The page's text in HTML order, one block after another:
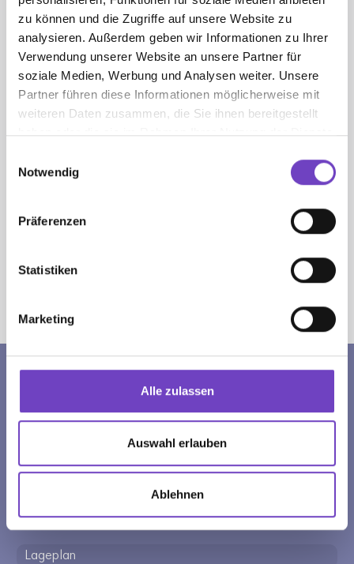
zu können und die Zugriffe auf unsere Website zu
analysieren. Außerdem geben wir Informationen zu Ihrer
Verwendung unserer Website an unsere Partner für
soziale Medien, Werbung und Analysen weiter. Unsere
Partner führen diese Informationen möglicherweise mit
weiteren Daten zusammen, die Sie ihnen bereitgestellt
haben oder die sie im Rahmen Ihrer Nutzung der Dienste
Notwendig
Präferenzen
Statistiken
Marketing
Alle zulassen
Auswahl erlauben
Ablehnen
nina.walch@jrktirol.at
UNSERE CAMPS
Tiroler Sommercamp
Camp-Anmeldeformular für bekannte
Teilnehmer:innen
Camp-Anmeldung für neue Teilnehmer:innen
BANKVERBINDUNG
Jugendrotkreuz Tirol
IBAN: AT21 2050 3000 0007 5911
BIC: SPIHAT22
HIER SIND WIR.
Lageplan